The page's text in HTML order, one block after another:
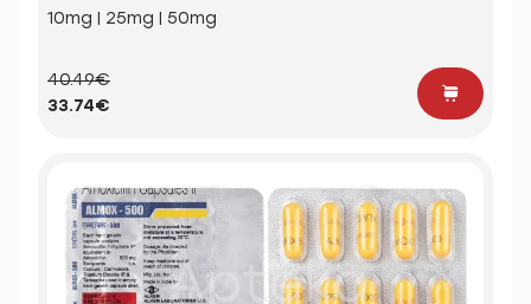
10mg | 25mg | 50mg
40.49€
33.74€